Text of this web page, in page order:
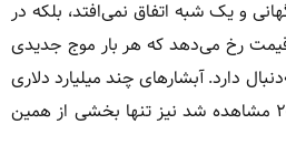
و یک شبه اتفاق نمی‌افتد، بلکه در
رخ می‌دهد که هر بار موج جدیدی
دارد. آبشارهای چند میلیارد دلاری
لیکوئیدیشن که در ژوئن ۲۰۲۶ مشاهده شد نیز تنها بخشی از همین